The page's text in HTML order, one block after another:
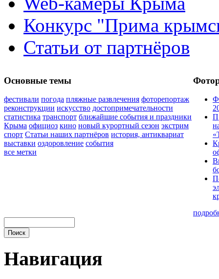
Конкурс "Прима
Статьи от партнёров
Основные темы
фестивали погода пляжные развлечения фоторепортаж
реконструкции искусство достопримечательности
статистика транспорт ближайшие события и праздники
Крыма официоз кино новый курортный сезон экстрим
спорт Статьи наших партнёров история, антиквариат
выставки оздоровление события
все метки
Навигация